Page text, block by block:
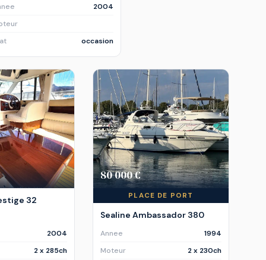
2004
occasion
32
2004
2 x 285ch
80 000 €
PLACE DE PORT
Sealine Ambassador 380
Annee
1994
Moteur
2 x 230ch